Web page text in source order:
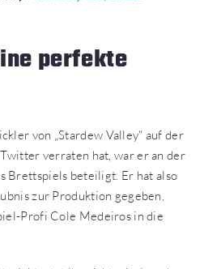
perfekte
von „Stardew Valley“ auf der
verraten hat, war er an der
Brettspiels beteiligt. Er hat also
zur Produktion gegeben,
Profi Cole Medeiros in die